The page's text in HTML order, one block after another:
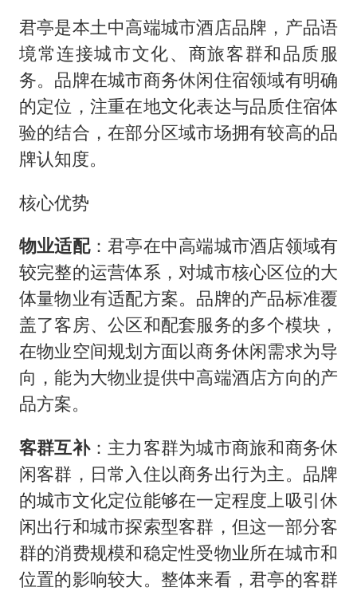
君亭是本土中高端城市酒店品牌，产品语
境常连接城市文化、商旅客群和品质服
务。品牌在城市商务休闲住宿领域有明确
的定位，注重在地文化表达与品质住宿体
验的结合，在部分区域市场拥有较高的品
牌认知度。
核心优势
物业适配：君亭在中高端城市酒店领域有
较完整的运营体系，对城市核心区位的大
体量物业有适配方案。品牌的产品标准覆
盖了客房、公区和配套服务的多个模块，
在物业空间规划方面以商务休闲需求为导
向，能为大物业提供中高端酒店方向的产
品方案。
客群互补：主力客群为城市商旅和商务休
闲客群，日常入住以商务出行为主。品牌
的城市文化定位能够在一定程度上吸引休
闲出行和城市探索型客群，但这一部分客
群的消费规模和稳定性受物业所在城市和
位置的影响较大。整体来看，君亭的客群